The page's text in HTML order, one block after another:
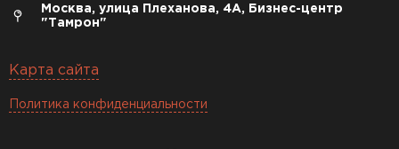
Москва, улица Плеханова, 4А, Бизнес-центр
"Тамрон"
Карта сайта
Политика конфиденциальности